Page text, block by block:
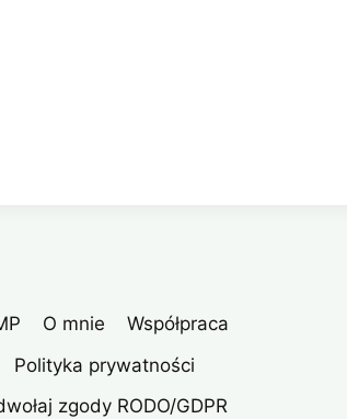
O mnie
Współpraca
Polityka prywatności
zgody RODO/GDPR